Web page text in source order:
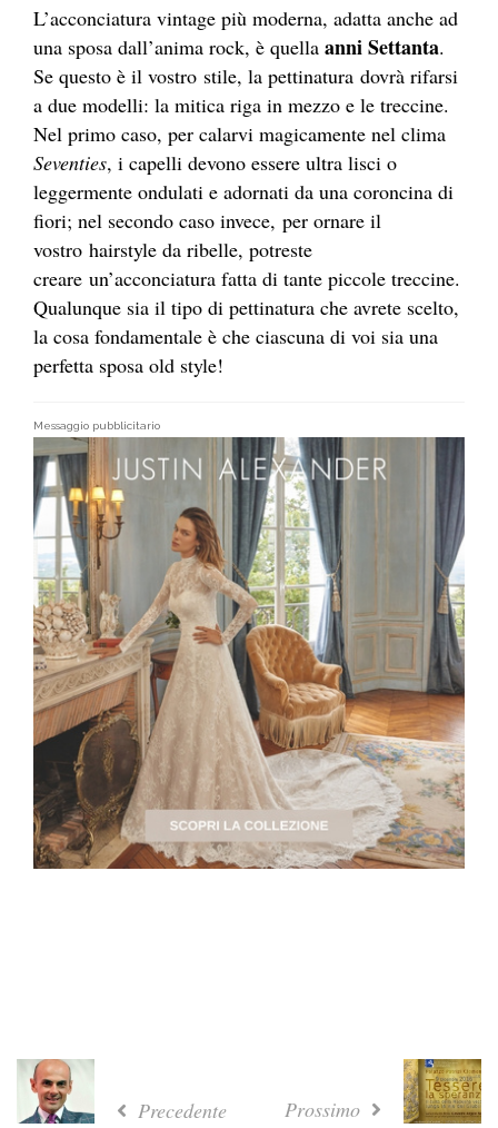
L’acconciatura vintage più moderna, adatta anche ad
una sposa dall’anima rock, è quella anni Settanta.
Se questo è il vostro stile, la pettinatura dovrà rifarsi
a due modelli: la mitica riga in mezzo e le treccine.
Nel primo caso, per calarvi magicamente nel clima
Seventies, i capelli devono essere ultra lisci o
leggermente ondulati e adornati da una coroncina di
fiori; nel secondo caso invece, per ornare il
vostro hairstyle da ribelle, potreste
creare un’acconciatura fatta di tante piccole treccine.
Qualunque sia il tipo di pettinatura che avrete scelto,
la cosa fondamentale è che ciascuna di voi sia una
perfetta sposa old style!
Messaggio pubblicitario
Precedente Prossimo